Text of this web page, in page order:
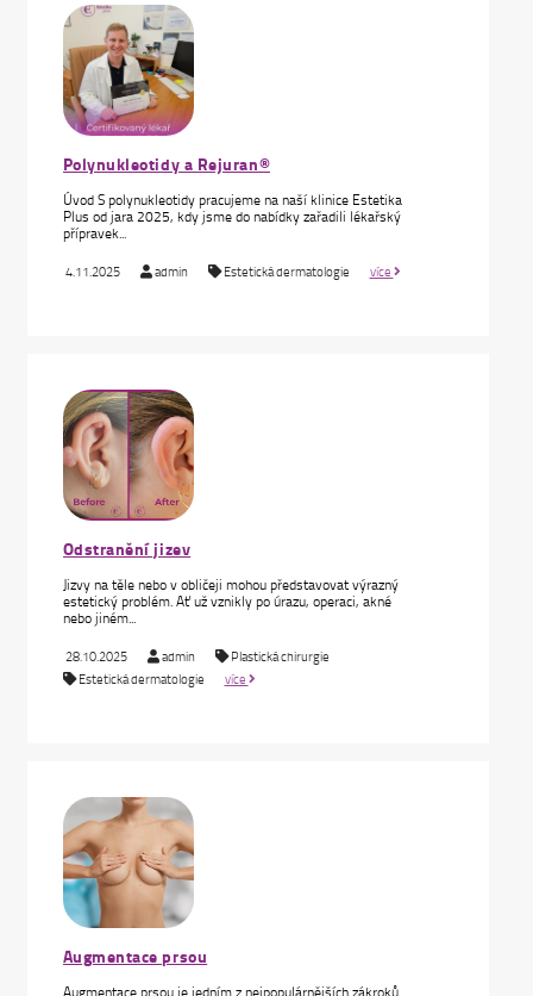
Polynukleotidy a Rejuran®
Úvod S polynukleotidy pracujeme na naší klinice Estetika
Plus od jara 2025, kdy jsme do nabídky zařadili lékařský
přípravek...
4.11.2025 admin Estetická dermatologie více
Odstranění jizev
Jizvy na těle nebo v obličeji mohou představovat výrazný
estetický problém. Ať už vznikly po úrazu, operaci, akné
nebo jiném...
28.10.2025 admin
Plastická chirurgie
Estetická dermatologie
více
Augmentace prsou